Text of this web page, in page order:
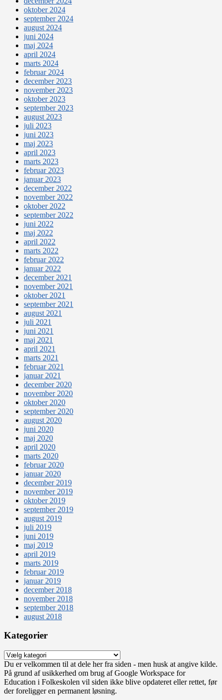
oktober 2024
september 2024
august 2024
juni 2024
maj 2024
april 2024
marts 2024
februar 2024
december 2023
november 2023
oktober 2023
september 2023
august 2023
juli 2023
juni 2023
maj 2023
april 2023
marts 2023
februar 2023
januar 2023
december 2022
november 2022
oktober 2022
september 2022
juni 2022
maj 2022
april 2022
marts 2022
februar 2022
januar 2022
december 2021
november 2021
oktober 2021
september 2021
august 2021
juli 2021
juni 2021
maj 2021
april 2021
marts 2021
februar 2021
januar 2021
december 2020
november 2020
oktober 2020
september 2020
august 2020
juni 2020
maj 2020
april 2020
marts 2020
februar 2020
januar 2020
december 2019
november 2019
oktober 2019
september 2019
august 2019
juli 2019
juni 2019
maj 2019
april 2019
marts 2019
februar 2019
januar 2019
december 2018
november 2018
september 2018
august 2018
Kategorier
Kategorier
Du er velkommen til at dele her fra siden - men husk at angive kilde.
På grund af usikkerhed om brug af Google Workspace for
Education i Folkeskolen vil siden ikke blive opdateret eller rettet, før
der foreligger en permanent løsning.